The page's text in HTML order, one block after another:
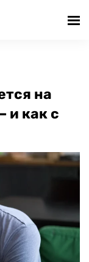
на
и как с